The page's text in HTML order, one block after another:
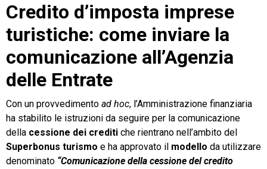
Credito d’imposta imprese
turistiche: come inviare la
comunicazione all’Agenzia
delle Entrate
Con un provvedimento ad hoc, l’Amministrazione finanziaria
ha stabilito le istruzioni da seguire per la comunicazione
della cessione dei crediti che rientrano nell’ambito del
Superbonus turismo e ha approvato il modello da utilizzare
denominato “Comunicazione della cessione del credito